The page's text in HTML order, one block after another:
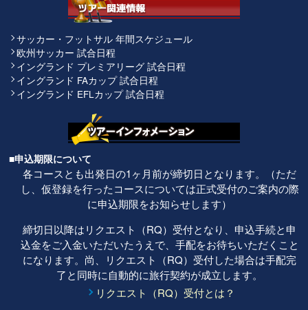
サッカー・フットサル 年間スケジュール
欧州サッカー 試合日程
イングランド プレミアリーグ 試合日程
イングランド FAカップ 試合日程
イングランド EFLカップ 試合日程
■申込期限について
各コースとも出発日の1ヶ月前が締切日となります。（ただ
し、仮登録を行ったコースについては正式受付のご案内の際
に申込期限をお知らせします）
締切日以降はリクエスト（RQ）受付となり、申込手続と申
込金をご入金いただいたうえで、手配をお待ちいただくこと
になります。尚、リクエスト（RQ）受付した場合は手配完
了と同時に自動的に旅行契約が成立します。
リクエスト（RQ）受付とは？